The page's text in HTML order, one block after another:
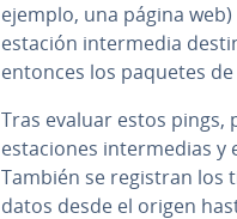
ejemplo, una página
estación in­te­r­me­dia
entonces los paquetes
Tras evaluar estos
es­ta­cio­nes in­te­r­me­dias y
También se registran los
datos desde el origen